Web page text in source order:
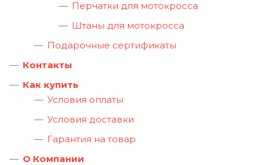
Перчатки для мотокросса
Штаны для мотокросса
Подарочные сертификаты
Контакты
Как купить
Условия оплаты
Условия доставки
Гарантия на товар
О Компании